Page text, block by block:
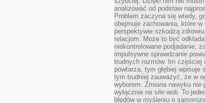
analizować od podstaw
Problem zaczyna się wtedy,
obejmuje zachowania, które w
perspektywie szkodzą
relacjom. Może to być
niekontrolowane podjadanie,
impulsywne sprawdzanie
trudnych rozmów. Im częściej
powtarza, tym głębiej wpisuje
tym trudniej zauważyć, że w
wyborem. Zmiana nawyku nie
wyłącznie na sile woli. To
błędów w myśleniu o